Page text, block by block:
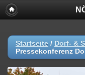
Startseite / Dorf- &
Pressekonferenz